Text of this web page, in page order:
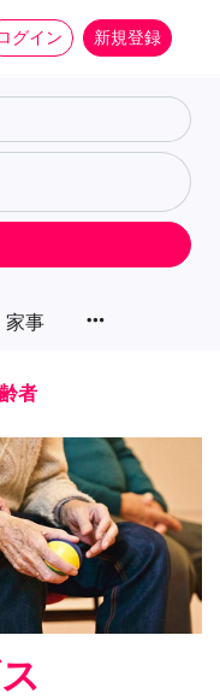
グイン 新規登録
家事 more_horiz
者